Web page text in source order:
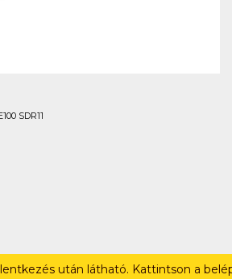
SDR11
után látható. Kattintson a